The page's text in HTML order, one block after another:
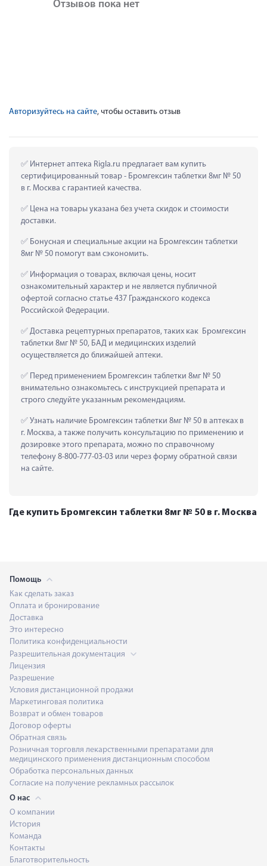
Отзывов пока нет
Авторизуйтесь на сайте, чтобы оставить отзыв
Интернет аптека Rigla.ru предлагает вам купить
сертифицированный товар - Бромгексин таблетки 8мг № 50
в г. Москва с гарантией качества.
Цена на товары указана без учета скидок и стоимости
доставки.
Бонусная и специальные акции на Бромгексин таблетки
8мг № 50 помогут вам сэкономить.
Информация о товарах, включая цены, носит
ознакомительный характер и не является публичной
офертой согласно статье 437 Гражданского кодекса
Российской Федерации.
Доставка рецептурных препаратов, таких как  Бромгексин
таблетки 8мг № 50, БАД и медицинских изделий
осуществляется до ближайшей аптеки.
Перед применением Бромгексин таблетки 8мг № 50
внимательно ознакомьтесь с инструкцией препарата и
строго следуйте указанным рекомендациям.
Узнать наличие Бромгексин таблетки 8мг № 50 в аптеках в
г. Москва, а также получить консультацию по применению и
дозировке этого препарата, можно по справочному
телефону 8-800-777-03-03 или через форму обратной связи
на сайте.
Где купить Бромгексин таблетки 8мг № 50 в г. Москва
Помощь
Как сделать заказ
Оплата и бронирование
Доставка
Это интересно
Политика конфиденциальности
Разрешительная документация
Лицензия
Разрешение
Условия дистанционной продажи
Маркетинговая политика
Возврат и обмен товаров
Договор оферты
Обратная связь
Розничная торговля лекарственными препаратами для
медицинского применения дистанционным способом
Обработка персональных данных
Согласие на получение рекламных рассылок
О нас
О компании
История
Команда
Контакты
Благотворительность